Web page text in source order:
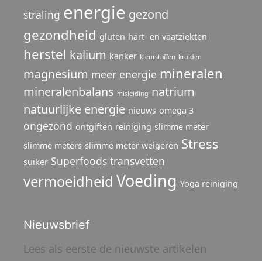
straling energie gezond
gezondheid gluten hart- en vaatziekten
herstel kalium kanker kleurstoffen kruiden
magnesium meer energie mineralen
mineralenbalans misleiding natrium
natuurlijke energie nieuws omega 3
ongezond ontgiften reiniging slimme meter
slimme meters slimme meter weigeren Stress
suiker Superfoods transvetten
vermoeidheid Voeding Yoga reiniging
Nieuwsbrief
Lees als eerste de nieuwste artikelen